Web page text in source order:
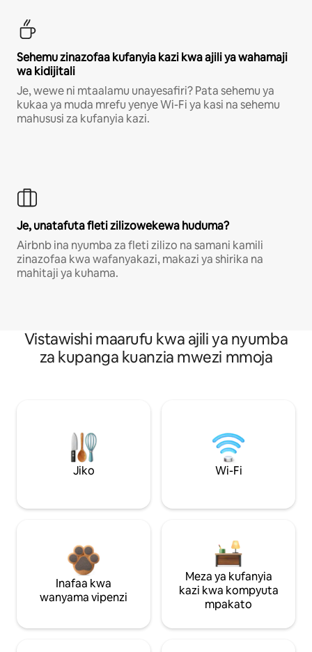
Sehemu zinazofaa kufanyia kazi kwa ajili ya wahamaji
wa kidijitali
Je, wewe ni mtaalamu unayesafiri? Pata sehemu ya
kukaa ya muda mrefu yenye Wi-Fi ya kasi na sehemu
mahususi za kufanyia kazi.
Je, unatafuta fleti zilizowekewa huduma?
Airbnb ina nyumba za fleti zilizo na samani kamili
zinazofaa kwa wafanyakazi, makazi ya shirika na
mahitaji ya kuhama.
Vistawishi maarufu kwa ajili ya nyumba
za kupanga kuanzia mwezi mmoja
Jiko Wi-Fi
Inafaa kwa
wanyama vipenzi
Meza ya kufanyia
kazi kwa kompyuta
mpakato